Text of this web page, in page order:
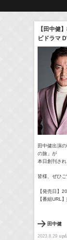
本日の出
( TV
> More
【田中健
ビドラマ
田中健出演
の旅」が
本日創刊され
皆様、ぜひ
【発売日】
【番組URL】
田中健
2023.8.29